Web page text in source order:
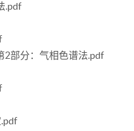
.pdf
2部分：气相色谱法.pdf